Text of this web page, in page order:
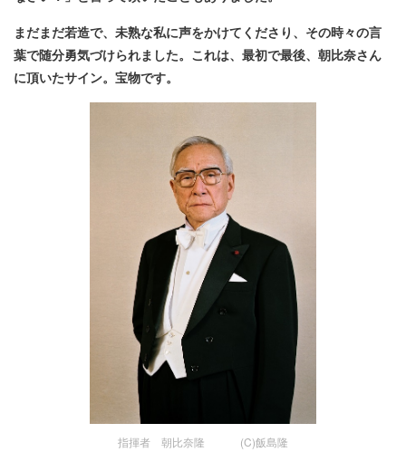
まだまだ若造で、未熟な私に声をかけてくださり、その時々の言
葉で随分勇気づけられました。これは、最初で最後、朝比奈さん
に頂いたサイン。宝物です。
指揮者 朝比奈隆 (C)飯島隆